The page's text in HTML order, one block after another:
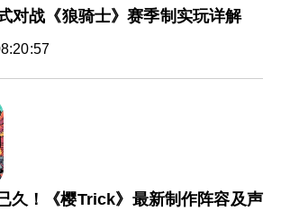
对战《狼骑士》赛季制实玩详解
久！《樱Trick》最新制作阵容及声